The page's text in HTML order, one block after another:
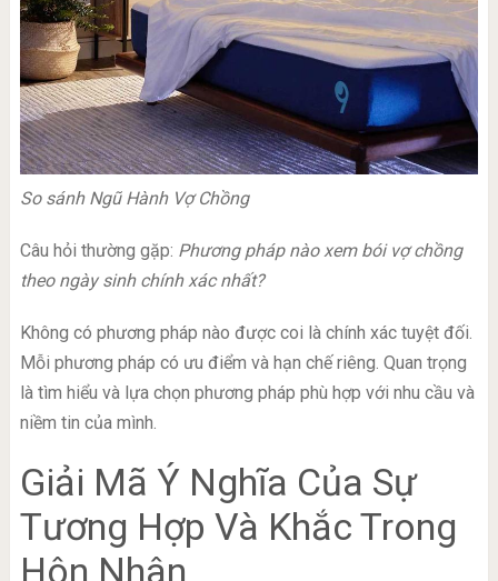
So sánh Ngũ Hành Vợ Chồng
Câu hỏi thường gặp: Phương pháp nào xem bói vợ chồng
theo ngày sinh chính xác nhất?
Không có phương pháp nào được coi là chính xác tuyệt đối.
Mỗi phương pháp có ưu điểm và hạn chế riêng. Quan trọng
là tìm hiểu và lựa chọn phương pháp phù hợp với nhu cầu và
niềm tin của mình.
Giải Mã Ý Nghĩa Của Sự
Tương Hợp Và Khắc Trong
Hôn Nhân